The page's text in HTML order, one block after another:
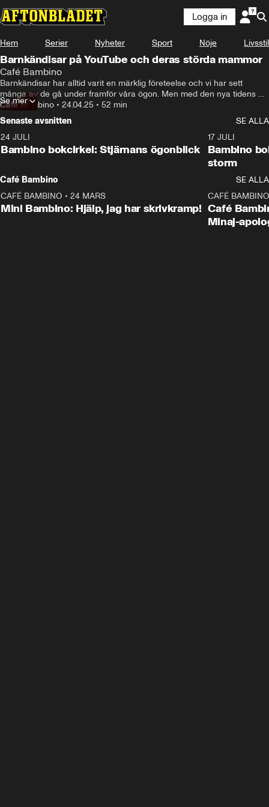
Logga in
Hem Serier Nyheter Sport Nöje Livsstil
Barnkändisar på YouTube och deras störda mammor
Café Bambino
Barnkändisar har alltid varit en märklig företeelse och vi har sett
många av de gå under framför våra ögon. Men med den nya tidens
medier kommer en ny sorts kända barn. Familjevloggare och barn
som blir kända på YouTube bryter ny mark och industrin kring barn
som influerar är i USA fortfarande ny och helt oreglerad. Vad försiggår
egentligen bakom kameran?
Karin och Tone har sett dokumentären ”Bad influence: The Dark Side
of Kidfluencing” om mammor som gör vad som helst för att dra in
miljoner på sina ungar. Men vem är det egentligen som tittar på
innehållet? Enligt undersökningar många fler vuxna än vad man vill ska
vara sant. Får man tjäna pengar på sina barn?
Café Bambino • 24.04.25 • 52 min
Se mer
Senaste avsnitten
SE ALLA
24 JULI
Bambino bokcirkel: Stjärnans ögonblick
17 JULI
Bambino
storm
Café Bambino
SE ALLA
CAFÉ BAMBINO • 24 MARS
Mini Bambino: Hjälp, jag har skrivkramp!
CAFÉ BAMBINO
Café
Minaj-